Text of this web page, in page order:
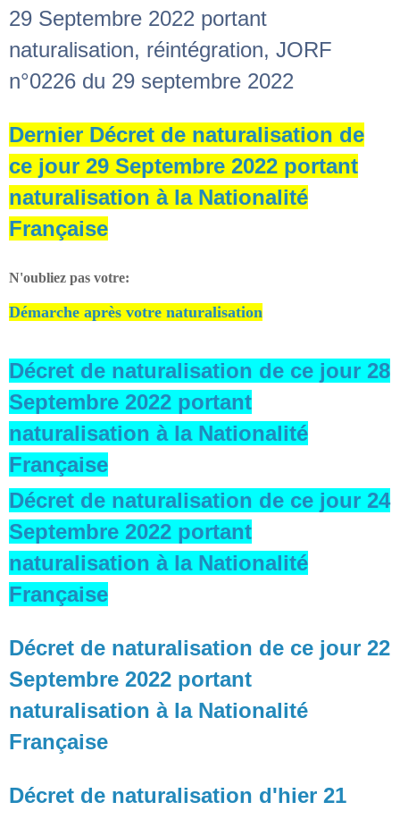
29 Septembre 2022 portant
naturalisation, réintégration, JORF
n°0226 du 29 septembre 2022
Dernier Décret de naturalisation de
ce jour 29 Septembre 2022 portant
naturalisation à la Nationalité
Française
N'oubliez pas votre:
Démarche après votre naturalisation
Décret de naturalisation de ce jour 28
Septembre 2022 portant
naturalisation à la Nationalité
Française
Décret de naturalisation de ce jour 24
Septembre 2022 portant
naturalisation à la Nationalité
Française
Décret de naturalisation de ce jour 22
Septembre 2022 portant
naturalisation à la Nationalité
Française
Décret de naturalisation d'hier 21